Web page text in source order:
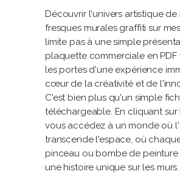
Découvrir l'univers artistique de
fresques murales graffiti sur
limite pas à une simple
plaquette commerciale en PDF
les portes d'une expérience
cœur de la créativité et de
C'est bien plus qu'un simple
téléchargeable. En cliquant sur
vous accédez à un monde où
transcende l'espace, où
pinceau ou bombe de
une histoire unique sur les murs.